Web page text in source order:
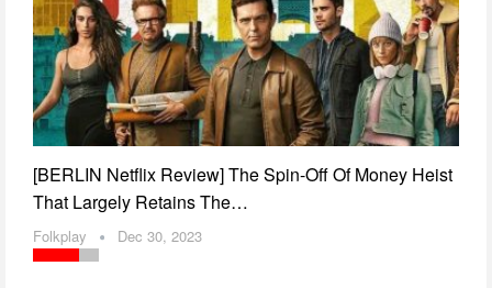
[BERLIN Netflix Review] The Spin-Off Of Money Heist
That Largely Retains The…
Folkplay Dec 30, 2023